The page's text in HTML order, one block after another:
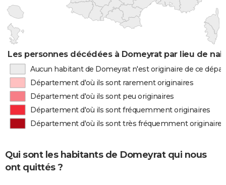
Les personnes décédées à Domeyrat par lieu de
Aucun habitant de Domeyrat n'est originaire de ce
Département d'où ils sont rarement originaires
Département d'où ils sont peu originaires
Département d'où ils sont fréquemment originaires
Département d'où ils sont très fréquemment originaires
Qui sont les habitants de Domeyrat qui nous
ont quittés ?